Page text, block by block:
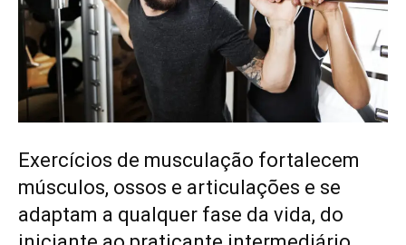
Exercícios de musculação fortalecem
músculos, ossos e articulações e se
adaptam a qualquer fase da vida, do